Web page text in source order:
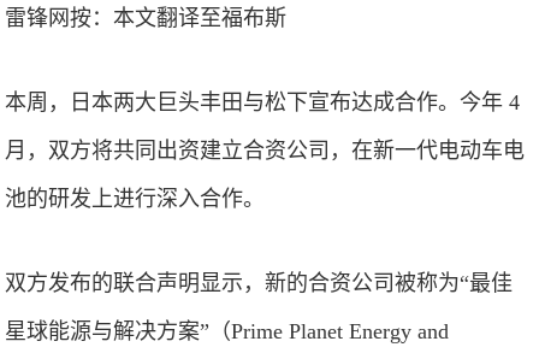
雷锋网按：本文翻译至福布斯
本周，日本两大巨头丰田与松下宣布达成合作。今年 4
月，双方将共同出资建立合资公司，在新一代电动车电
池的研发上进行深入合作。
双方发布的联合声明显示，新的合资公司被称为“最佳
星球能源与解决方案”（Prime Planet Energy and